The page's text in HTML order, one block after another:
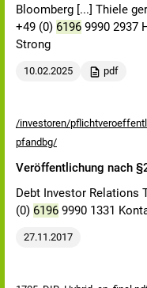
Bloomberg [...] Thiele
+49 (0) 6196 9990 2937
Strong
10.02.2025 pdf
/investoren/
pfandbg/
Veröffentlichung nach
Debt Investor Relations
(0) 6196 9990 1331
27.11.2017